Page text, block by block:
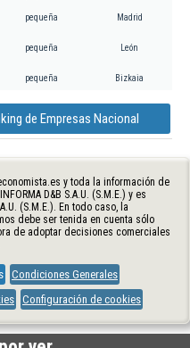
pequeña Madrid
pequeña León
pequeña Bizkaia
de Empresas Nacional
y toda la información de
D&B S.A.U. (S.M.E.) y es
(S.M.E.). En todo caso, la
debe ser tenida en cuenta sólo
de adoptar decisiones comerciales
Condiciones Generales
Configuración de cookies